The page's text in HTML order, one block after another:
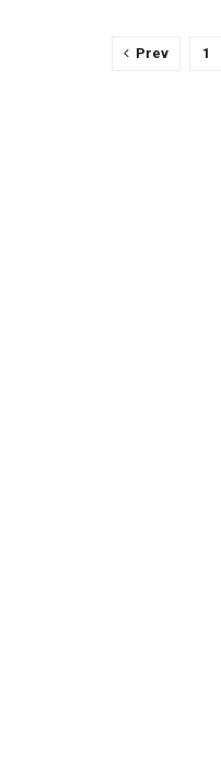
Prev 1